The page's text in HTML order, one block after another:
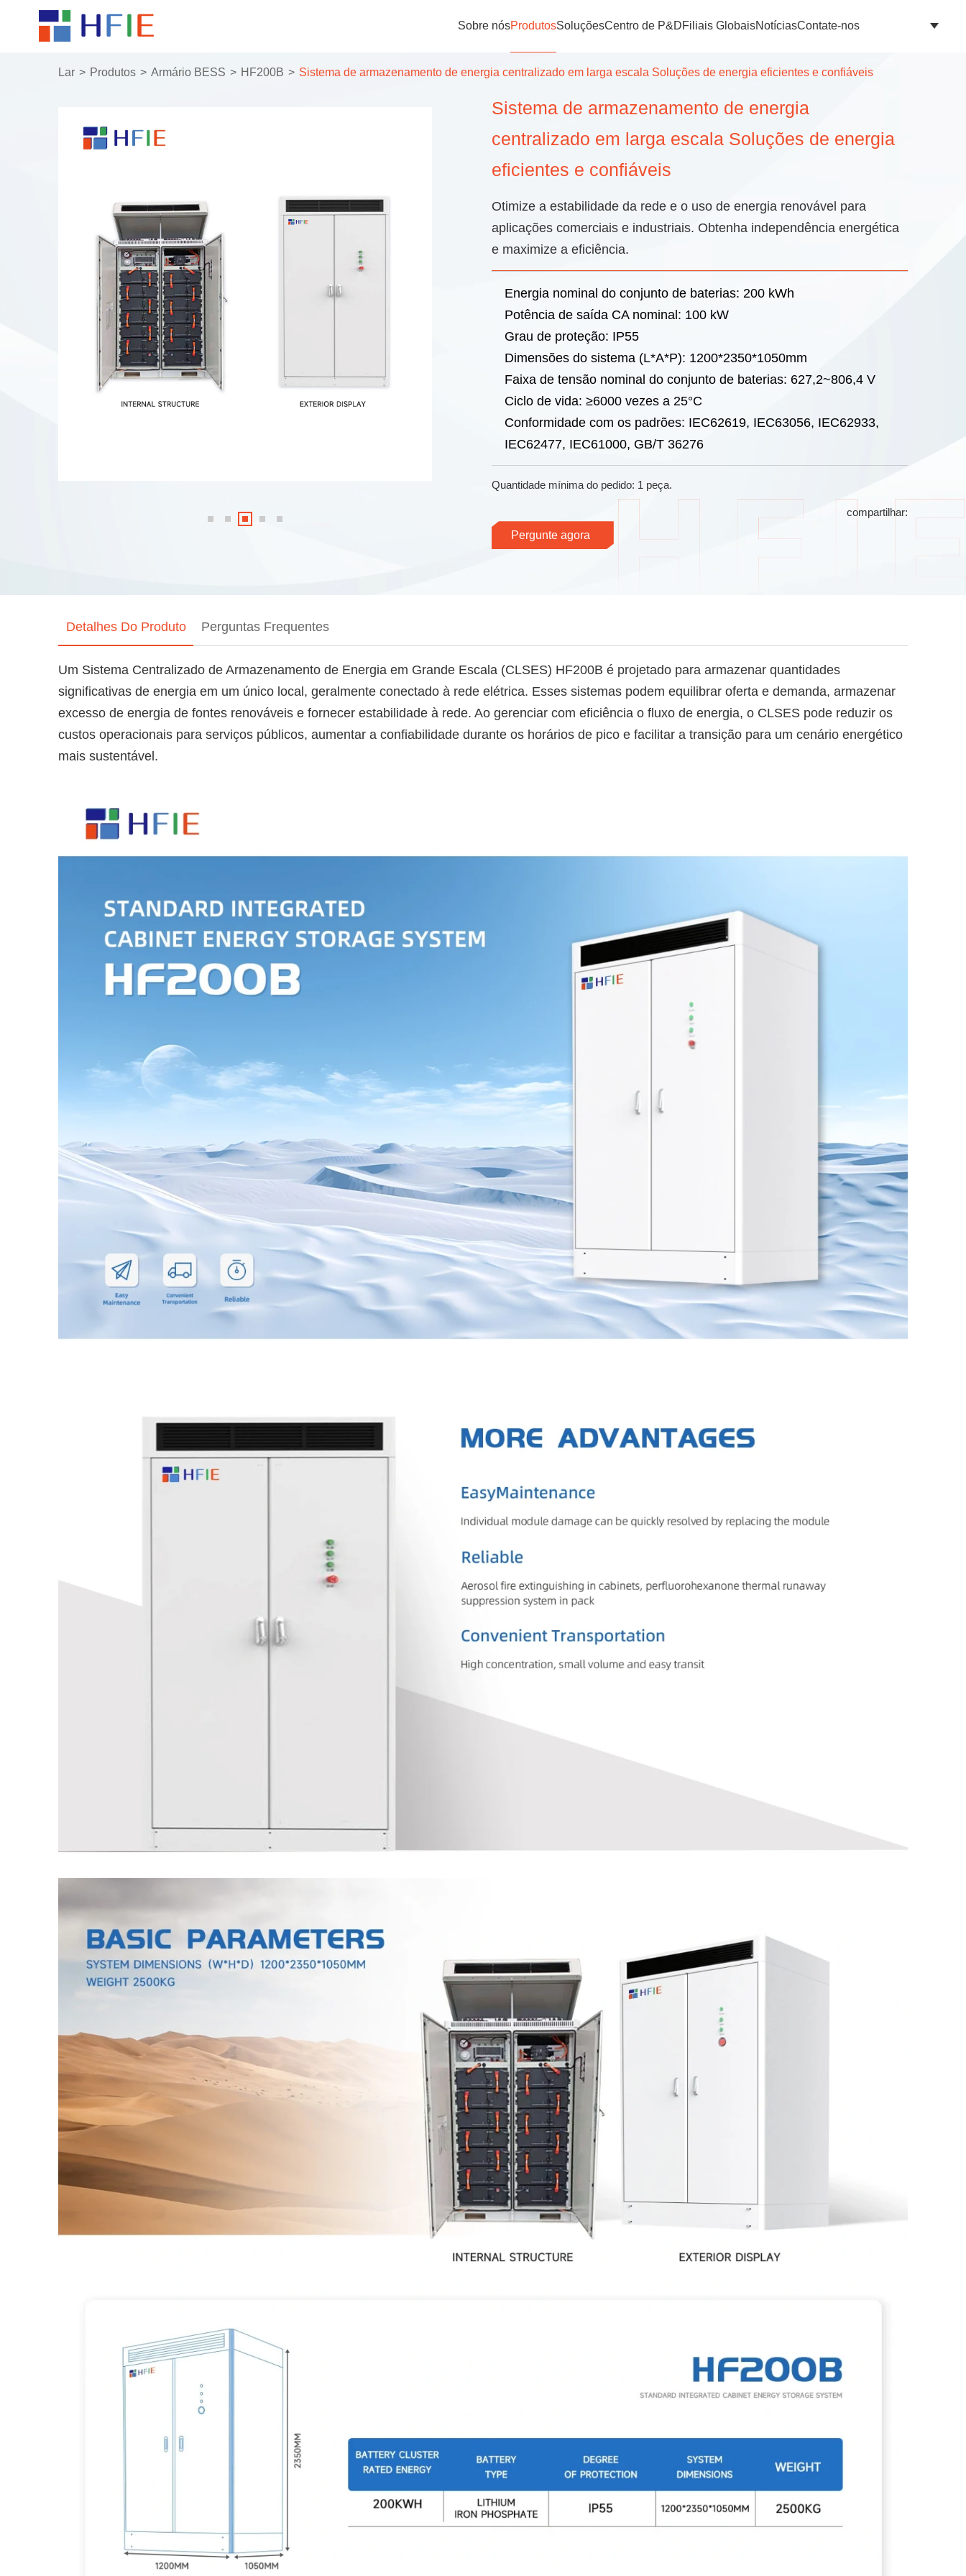
Sobre nósProdutosSoluçõesCentro de P&DFiliais GlobaisNotíciasContate-nos
Lar Produtos Armário BESS HF200B Sistema de armazenamento de energia centralizado em larga escala Soluções de energia eficientes e confiáveis
Sistema de armazenamento de energia
centralizado em larga escala Soluções de energia
eficientes e confiáveis
Otimize a estabilidade da rede e o uso de energia renovável para
aplicações comerciais e industriais. Obtenha independência energética
e maximize a eficiência.
Energia nominal do conjunto de baterias: 200 kWh
Potência de saída CA nominal: 100 kW
Grau de proteção: IP55
Dimensões do sistema (L*A*P): 1200*2350*1050mm
Faixa de tensão nominal do conjunto de baterias: 627,2~806,4 V
Ciclo de vida: ≥6000 vezes a 25°C
Conformidade com os padrões: IEC62619, IEC63056, IEC62933,
IEC62477, IEC61000, GB/T 36276
Quantidade mínima do pedido: 1 peça.
compartilhar:
Pergunte agora
Detalhes Do Produto Perguntas Frequentes
Um Sistema Centralizado de Armazenamento de Energia em Grande Escala (CLSES) HF200B é projetado para armazenar quantidades
significativas de energia em um único local, geralmente conectado à rede elétrica. Esses sistemas podem equilibrar oferta e demanda, armazenar
excesso de energia de fontes renováveis e fornecer estabilidade à rede. Ao gerenciar com eficiência o fluxo de energia, o CLSES pode reduzir os
custos operacionais para serviços públicos, aumentar a confiabilidade durante os horários de pico e facilitar a transição para um cenário energético
mais sustentável.